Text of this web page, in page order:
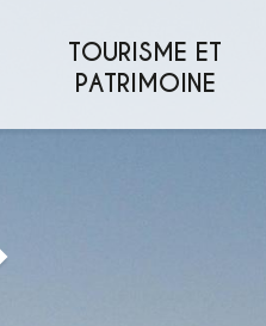
TOURISME ET
PATRIMOINE